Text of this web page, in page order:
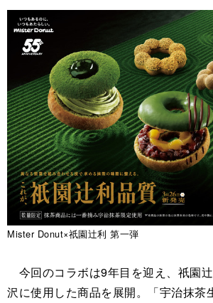
Mister Donut×祇園辻利 第一弾
今回のコラボは9年目を迎え、祇園
沢に使用した商品を展開。「宇治抹茶